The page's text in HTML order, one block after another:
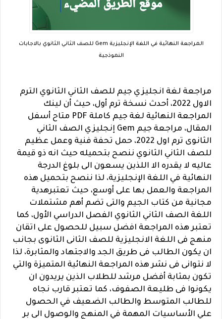
المراجعة النهائية في اللغة الإنجليزية Gem للصف الثاني الثانوي بالاجابات
النموذجية
مراجعة لغة انجليزي جيم للصف الثاني الثانوي الترم
الاول 2022، أحدث نسخة ترم أول، حيث أن لينك
المراجعة النهائية لغة جيم كاملة PDF متاح أسفل
المقال،
مراجعة جيم Gem إنجليزي الصف الثاني
الثانوى ترم اول 2022، حمل تحفة فنية وعمل عظيم
للصف الثاني الثانوي ننصح بتحميله حيث انه ذو قيمة
عاليه لا يقدره الا اللذين يسعون الى بلوغ الدرجة
النهائية في اللغة الإنجليزية، لذا ننصح بتحميل هذه
المراجعة والعمل بها على أوسع، حيث تعتبرهدية
مجانية من كتاب الجيم والتى تضم أهم مشتملات
اللغة الصف الثاني الثانوي الفصل الدراسي الأول، كما
تعتبر هذه المراجعة افضل سبيل للحصول على اتقان
منهج فى اللغة الانجليزية للصف الثانى الثانوى بجانب
ان يكون الطالب فى طريق الجد والاجتهاد والمثابرة، لذا
لا نتوانى فى نشر هذه المراجعة النهائية المتميزة والتي
تكون بمثابة أفضل مرشد للطلاب الذين يريدون ان
يكونوا فى طليعة الصفوف، كما تعتبر قارب نجاه
للطالب المتوسط والطالب الضعيف في الحصول
علي الأساسيات المهمة في المنهج والوصول الى بر